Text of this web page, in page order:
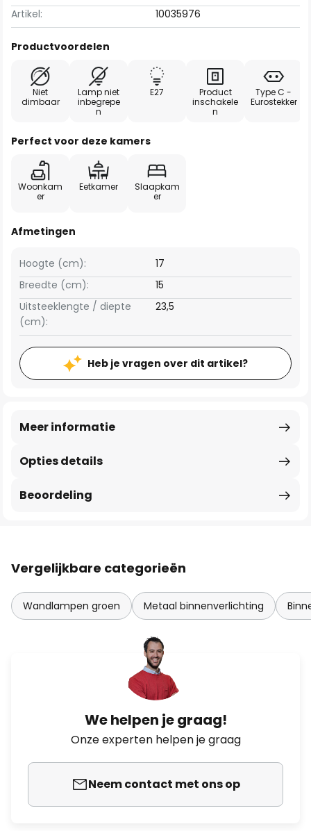
Artikel:
10035976
Productvoordelen
Niet
dimbaar
Lamp niet
inbegrepe
n
E27
Product
inschakele
n
Type C -
Eurostekker
Perfect voor deze kamers
Woonkam
er
Eetkamer
Slaapkam
er
Afmetingen
Breedte (cm): 15
Hoogte (cm): 17
Uitsteeklengte / diepte
(cm):
23,5
Heb je vragen over dit artikel?
Opties details
Meer informatie
Beoordeling
Vergelijkbare categorieën
Wandlampen groen Metaal binnenverlichting
We helpen je graag!
Onze experten helpen je graag
Neem contact met ons op